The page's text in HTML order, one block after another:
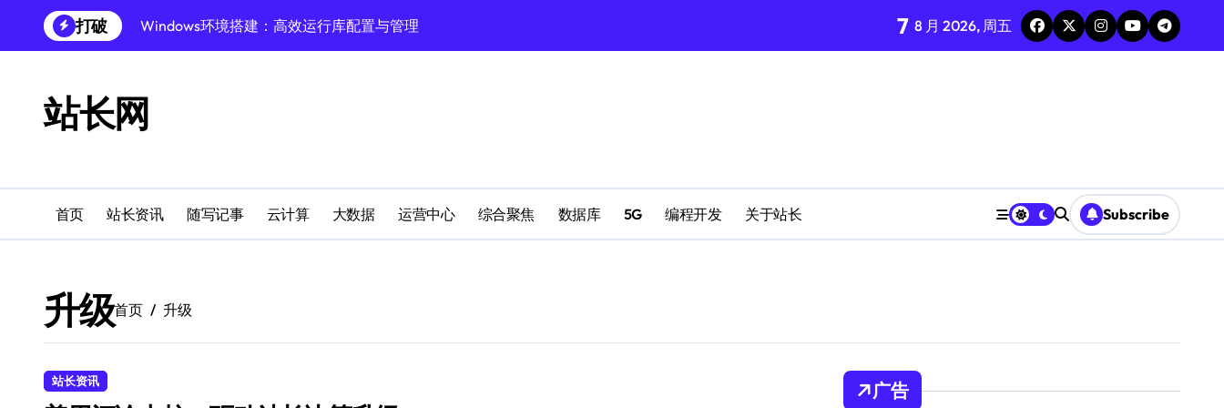
到
打破
Windows环境搭建：高效运行库配置与管理
跨界融合下站长云安全防护新策略
Windows多媒体开发环境搭建与运行库管理
Windows云环境高效搭建：运行库与安全配置
机器学习赋能站长：技术跨界新视界
服务器跨界融合：技术前瞻新风口
7 8 月 2026, 周五
站长网
首页 站长资讯 随写记事 云计算 大数据 运营中心 综合聚焦 数据库 5G 编程开发 关于站长 Subscribe
升级首页 升级
站长资讯 广告